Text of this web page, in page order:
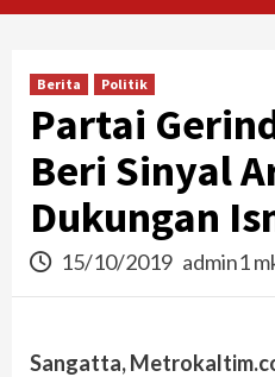
Berita Politik
Partai
Beri Sinyal
Dukungan
15/10/2019 admin1
Sangatta,